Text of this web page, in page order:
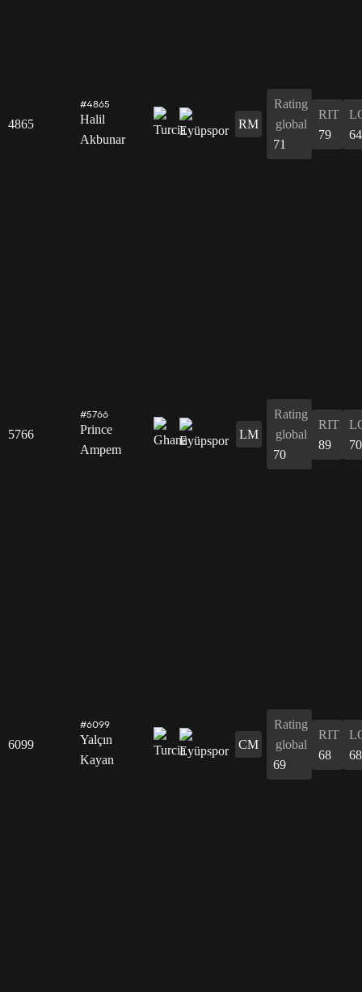
4865
#4865
Halil
Akbunar
RM
Rating
global
71
RIT
79
64
5766
#5766
Prince
Ampem
LM
Rating
global
70
RIT
89
70
6099
#6099
Yalçın
Kayan
CM
Rating
global
69
RIT
68
68